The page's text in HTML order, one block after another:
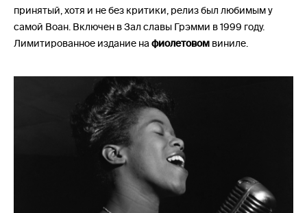
принятый, хотя и не без критики, релиз был любимым у
самой Воан. Включен в Зал славы Грэмми в 1999 году.
Лимитированное издание на фиолетовом виниле.